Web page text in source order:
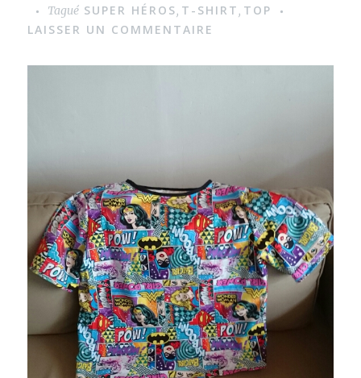
Tagué SUPER HÉROS, T-SHIRT, TOP
LAISSER UN COMMENTAIRE